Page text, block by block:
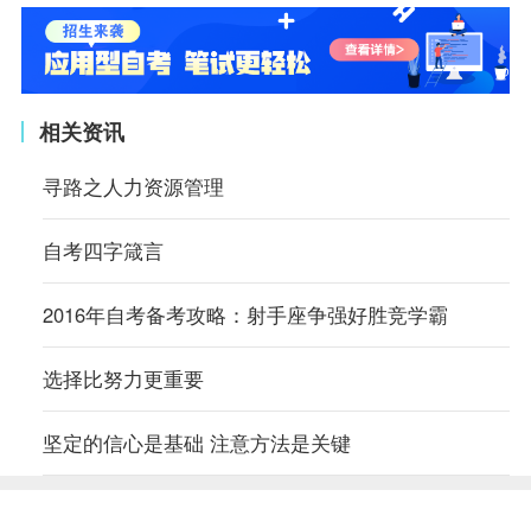
相关资讯
寻路之人力资源管理
自考四字箴言
2016年自考备考攻略：射手座争强好胜竞学霸
选择比努力更重要
坚定的信心是基础 注意方法是关键